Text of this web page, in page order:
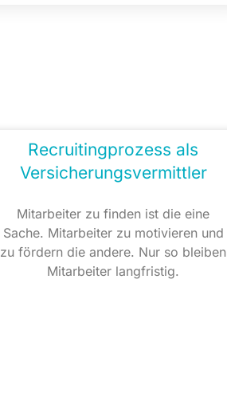
Recruitingprozess als
Versicherungsvermittler
Mitarbeiter zu finden ist die eine
Sache. Mitarbeiter zu motivieren und
zu fördern die andere. Nur so bleiben
Mitarbeiter langfristig.